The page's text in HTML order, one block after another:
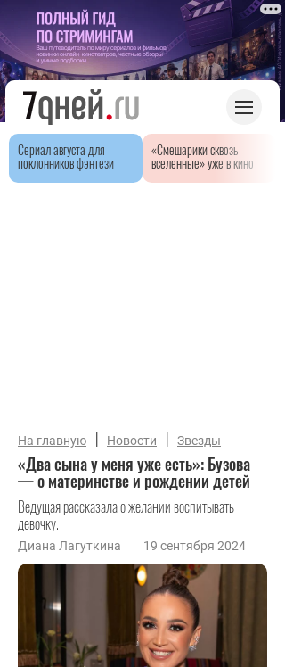
Сериал августа для
поклонников фэнтези
«Смешарики сквозь
вселенные» уже в кино
На главную | Новости | Звезды
«Два сына у меня уже есть»: Бузова
— о материнстве и рождении детей
Ведущая рассказала о желании воспитывать
девочку.
Диана Лагуткина 19 сентября 2024